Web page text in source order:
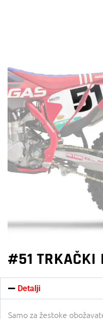
#51 TRKAČKI
Detalji
Samo za žestoke